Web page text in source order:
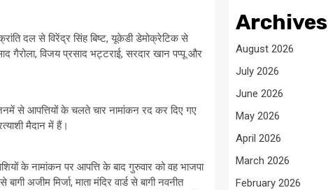
दल से विरेंद्र सिंह बिष्ट, यूकेडी डेमोक्रेटिक से
गैरोला, विजय प्रसाद भट्टराई, सरदार खान पप्पू और
से आपत्तियों के चलते चार नामांकन रद कर दिए गए
मैदान में हैं।
के नामांकन पर आपत्ति के बाद गुरुवार को वह भाजपा
अजीम मिर्जा, माता मंदिर वार्ड से बागी नवनीत
Archives
August 2026
July 2026
June 2026
May 2026
April 2026
March 2026
February 2026